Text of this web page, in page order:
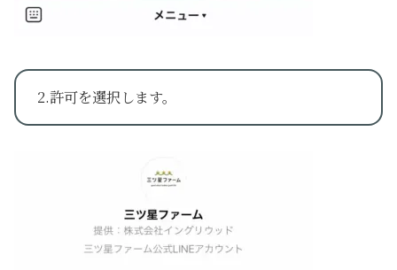
2.許可を選択します。